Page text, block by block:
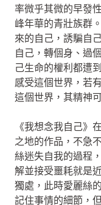
率微乎其微的早發
峰年華的青壯族群
來的自己，誘騙自
自己，轉個身、過
己生命的權利都遭
感受這個世界，若
這個世界，其精神
《我想念我自己》
之地的作品，不急
絲迷失自我的過程
解並接受噩耗就是
獨處，此時愛麗絲
記住事情的細節，